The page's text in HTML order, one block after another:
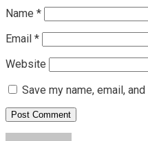
Name *
Email *
Website
Save my name, email,